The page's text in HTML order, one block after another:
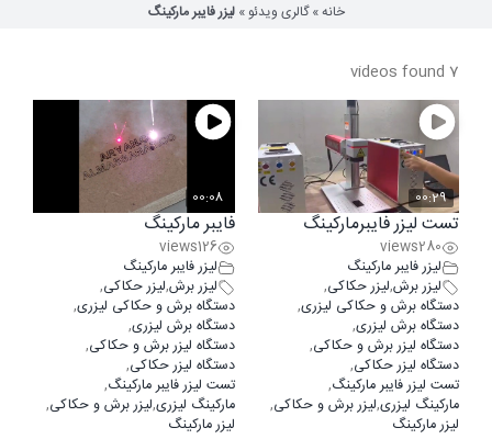
خانه»گالری ویدئو»لیزر فایبر مارکینگ
7 videos found
00:29
تست لیزر فایبرمارکینگ
280
views
لیزر فایبر مارکینگ
لیزر برش,لیزر حکاکی,
دستگاه برش و حکاکی لیزری,
دستگاه برش لیزری,
دستگاه لیزر برش و حکاکی,
دستگاه لیزر حکاکی,
تست لیزر فایبر مارکینگ,
مارکینگ لیزری,لیزر برش و حکاکی,
لیزر مارکینگ
00:08
فایبر مارکینگ
126
views
لیزر فایبر مارکینگ
لیزر برش,لیزر حکاکی,
دستگاه برش و حکاکی لیزری,
دستگاه برش لیزری,
دستگاه لیزر برش و حکاکی,
دستگاه لیزر حکاکی,
تست لیزر فایبر مارکینگ,
مارکینگ لیزری,لیزر برش و حکاکی,
لیزر مارکینگ